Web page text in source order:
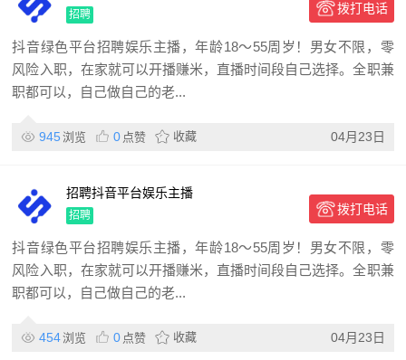
招聘 拨打电话
抖音绿色平台招聘娱乐主播，年龄18～55周岁！男女不限，零
风险入职，在家就可以开播赚米，直播时间段自己选择。全职兼
职都可以，自己做自己的老...
945 浏览 0 点赞 收藏 04月23日
招聘抖音平台娱乐主播
招聘 拨打电话
抖音绿色平台招聘娱乐主播，年龄18～55周岁！男女不限，零
风险入职，在家就可以开播赚米，直播时间段自己选择。全职兼
职都可以，自己做自己的老...
454浏览 0 点赞 收藏 04月23日